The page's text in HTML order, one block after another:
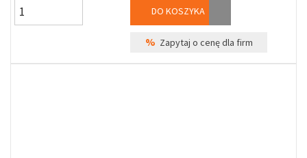
DO KOSZYKA
% Zapytaj o cenę dla firm